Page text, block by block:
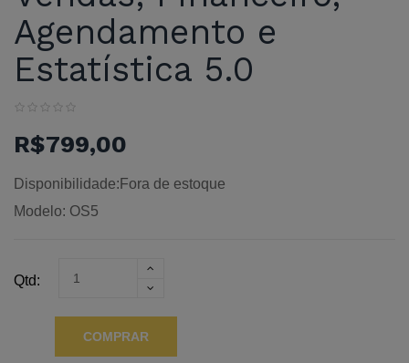
Agendamento e
Estatística 5.0
R$799,00
Disponibilidade:Fora de estoque
Modelo: OS5
Qtd:
COMPRAR